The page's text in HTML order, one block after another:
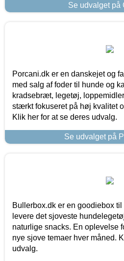
Se udvalget på
Porcani.dk er en danskejet og
med salg af foder til hunde og
kradsebræt, legetøj,
stærkt fokuseret på høj kvalitet
Klik her for at se deres udvalg.
Se udvalget på
Bullerbox.dk er en goodiebox
levere det sjoveste
naturlige snacks. En oplevelse
nye sjove temaer hver måned.
udvalg.